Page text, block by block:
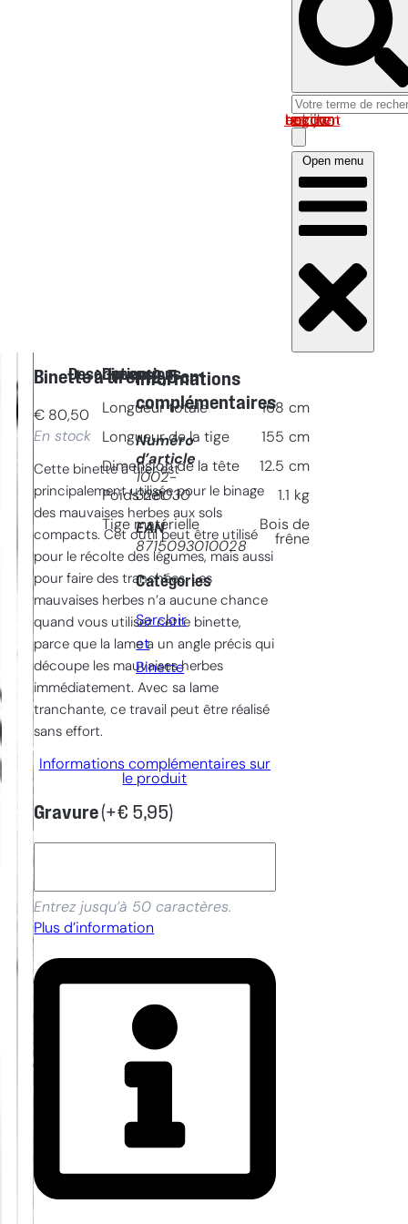
Log in om uw account te bekijken
Open menu
Binette à tirer 12,5 cm
€ 80,50
En stock
Cette binette à tirer est
principalement utilisée pour le binage
des mauvaises herbes aux sols
compacts. Cet outil peut être utilisé
pour le récolte des légumes, mais aussi
pour faire des tranchées. Les
mauvaises herbes n’a aucune chance
quand vous utilisez cette binette,
parce que la lame a un angle précis qui
découpe les mauvaises herbes
immédiatement. Avec sa lame
tranchante, ce travail peut être réalisé
sans effort.
Informations complémentaires sur
le produit
Gravure(+€ 5,95)
Entrez jusqu’à 50 caractères.
Plus d’information
Description
Dimensions
Longueur totale 168 cm
Longueur de la tige 155 cm
Dimension de la tête 12.5 cm
Poids net 1.1 kg
Tige matérielle
Bois de
frêne
Informations
complémentaires
Numéro
d’article
1002-
328030
EAN
8715093010028
Catégories
Sarcloir
et
Binette